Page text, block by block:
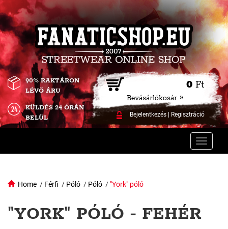
0 Ft
Bevásárlókosár »
Bejelentkezés| Regisztráció
90% RAKTÁRON
LÉVŐ ÁRU
KÜLDÉS 24 ÓRÁN
BELÜL
Toggle
Home / Férfi / Póló / Póló / "York" póló
"YORK" PÓLÓ - FEHÉR